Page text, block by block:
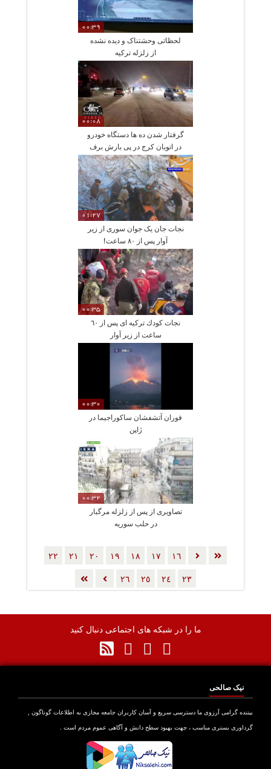
00:39
لحظاتی وحشتناک و دیده نشده
از زلزله ترکیه
00:08
گرفتار شدن ده ها دستگاه خودرو
در اتوبان کرج در پی بارش برف
01:27
نجات جان یک جوان سوری از زیر
آوار پس از ۸۰ ساعت!
00:35
نجات كودك تركيه اى پس از ٦٠
ساعت از زیر آوار
00:30
فوران آتشفشان ساکوراجیما در
ژاپن
00:32
تصاویری از پس از زلزله مرگبار
در حلب سوریه
١٦ ١٧ ١٨ ١٩ ٢٠ ٢١ ٢٢
٢٣ ٢٤ ٢٥ ٢٦
ما را در شبکه های اجتماعی دنبال کنید
نیک صالحی
بیننده گرامی آرزوی ما دسترسی سریع و آسان کاربران جامعه مجازی به اطلاعات گوناگون ,
گرداوری بستری مناسب ، جهت بهبود سطح دانش و آگاهی عموم مردم است .